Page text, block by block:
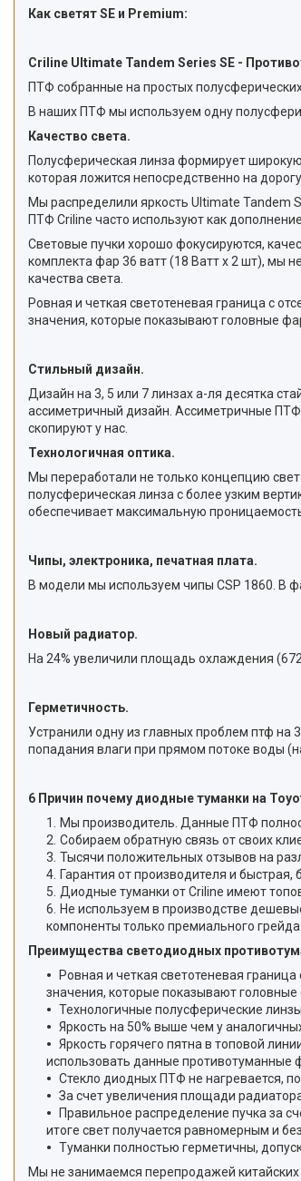
Как светят SE и Premium:
Criline Ultimate Tandem Series SE -
ПТФ собранные на простых
В наших ПТФ мы используем одну
Качество света.
Полусферическая линза формирует широкую
которая ложится непосредственно на дорогу.
Мы распределили яркость Ultimate Tandem
ПТФ Criline часто используют как
Световые пучки хорошо фокусируются,
комплекта фар 36 ватт (18 Ватт x 2 шт), мы
качества света.
Ровная и четкая светотеневая граница с
значения, которые показывают головные
Стильный дизайн.
Дизайн на 3, 5 или 7 линзах а-ля десятка
ассиметричный дизайн. Ассиметричные ПТФ
скопируют у нас.
Технологичная оптика.
Мы переработали не только концепцию
полусферическая линза с более узким
обеспечивает максимальную
Чипы, электроника, печатная плата.
В модели мы используем чипы CSP 1860. В
Новый радиатор.
На 24% увеличили площадь охлаждения
Герметичность.
Устранили одну из главных проблем птф на
попадания влаги при прямом потоке воды
6 Причин почему диодные туманки на
Мы производитель. Данные ПТФ
Собираем обратную связь от своих
Тысячи положительных отзывов на
Гарантия от производителя и быстрая,
Диодные туманки от Criline имеют
Не используем в производстве
компоненты только премиального грейда.
Преимущества светодиодных
Ровная и четкая светотеневая
значения, которые показывают головные
Технологичные полусферические
Яркость на 50% выше чем у
Яркость горячего пятна в топовой
использовать данные
Стекло диодных ПТФ не нагревается,
За счет увеличения площади
Правильное распределение пучка за
итоге свет получается равномерным и
Туманки полностью герметичны,
Мы не занимаемся перепродажей китайских